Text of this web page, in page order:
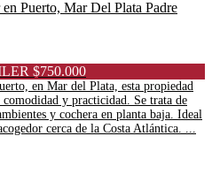
$750.000
en Mar del Plata, esta propiedad
y practicidad. Se trata de
y cochera en planta baja. Ideal
cerca de la Costa Atlántica. ...